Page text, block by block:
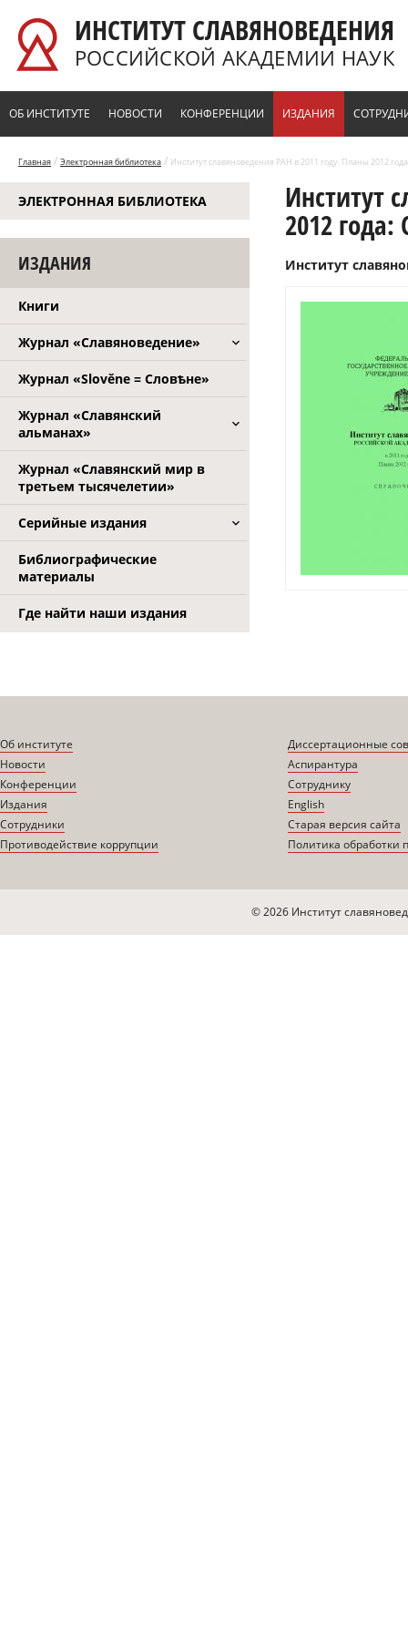
ИНСТИТУТ СЛАВЯНОВЕДЕНИЯ
РОССИЙСКОЙ АКАДЕМИИ НАУК
ОБ ИНСТИТУТЕ НОВОСТИ КОНФЕРЕНЦИИ ИЗДАНИЯ
Главная / Электронная библиотека / Институт славяноведения РАН в 2011 году. Планы 2012
ЭЛЕКТРОННАЯ БИБЛИОТЕКА
ИЗДАНИЯ
Книги
Журнал «Славяноведение»
Журнал «Slověne = Словѣне»
Журнал «Славянский
альманах»
Журнал «Славянский мир в
третьем тысячелетии»
Серийные издания
Библиографические
материалы
Где найти наши издания
Институт
2012
Институт
Об институте
Новости
Конференции
Издания
Сотрудники
Противодействие коррупции
Диссертационные
Аспирантура
Сотруднику
English
Старая версия сайта
Политика обработки
© 2026 Институт